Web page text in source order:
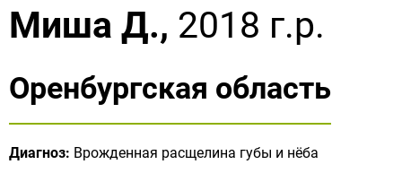
Миша Д., 2018 г.р.
Оренбургская область
Диагноз: Врожденная расщелина губы и нёба